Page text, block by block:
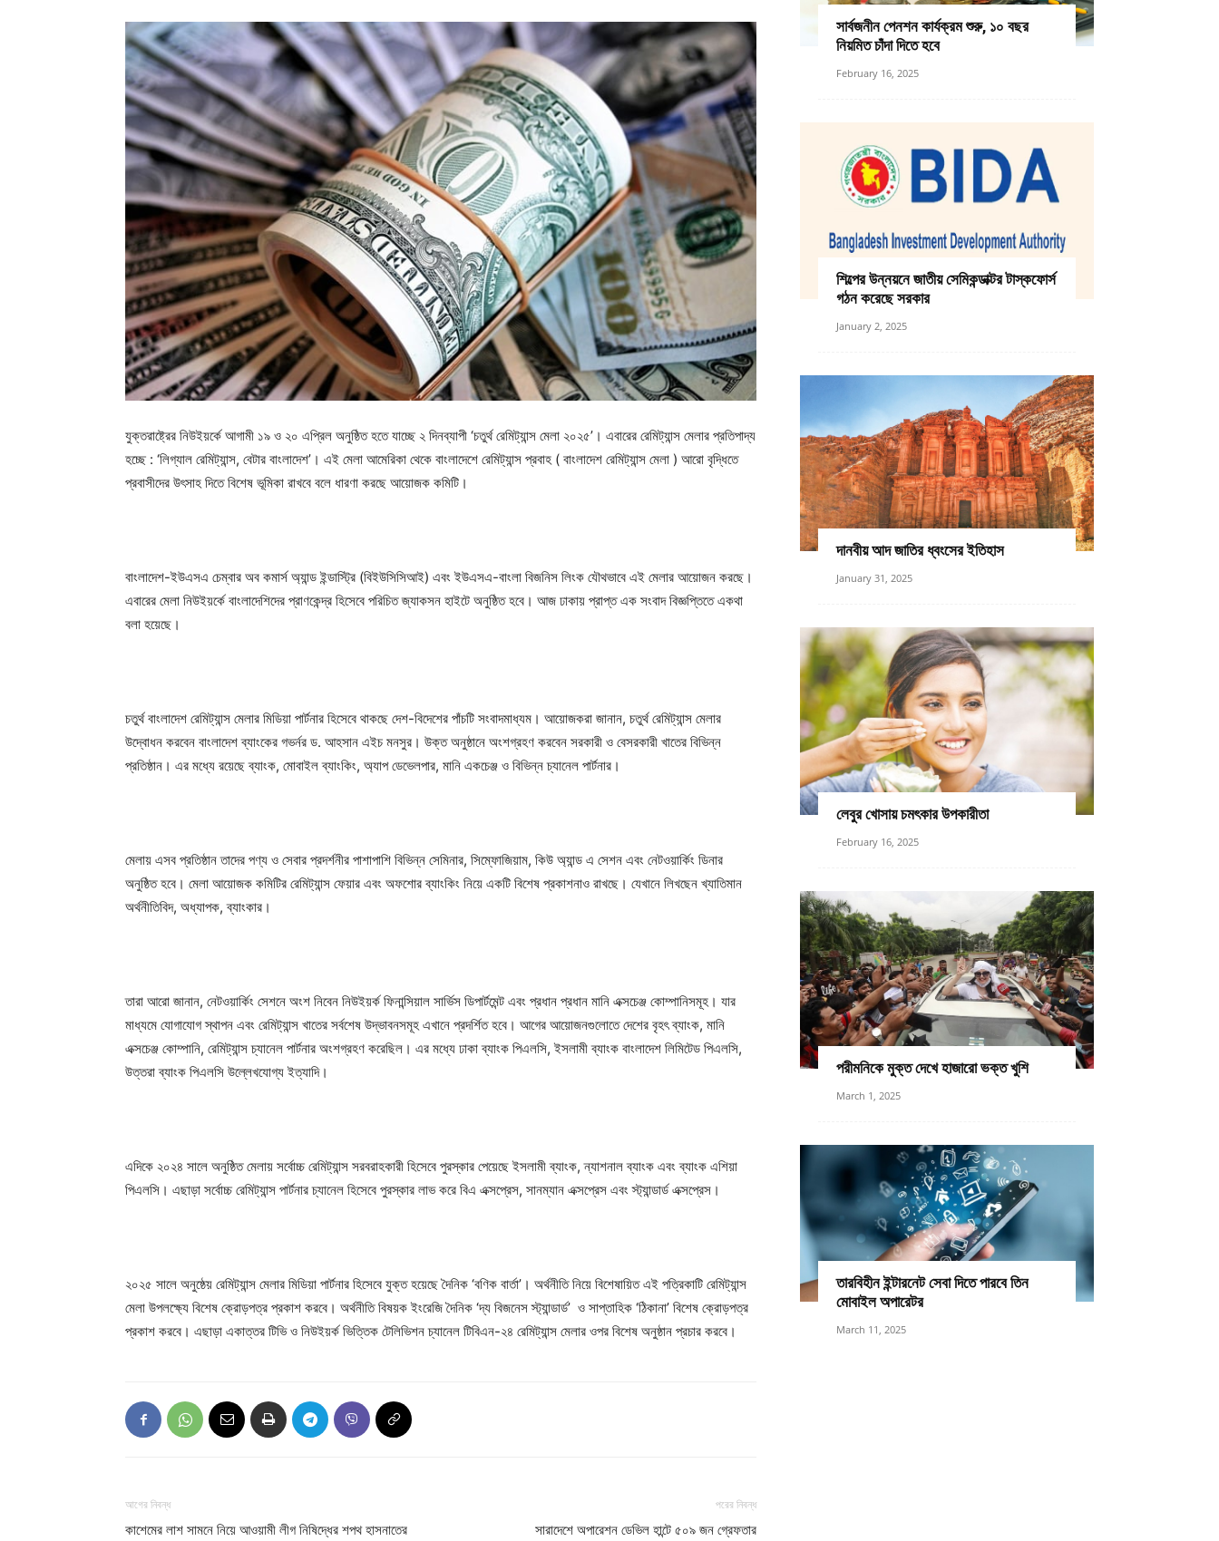
যুক্তরাষ্ট্রের নিউইয়র্কে আগামী ১৯ ও ২০ এপ্রিল অনুষ্ঠিত হতে যাচ্ছে ২ দিনব্যাপী ‘চতুর্থ রেমিট্যান্স মেলা ২০২৫’। এবারের রেমিট্যান্স মেলার প্রতিপাদ্য
হচ্ছে : ‘লিগ্যাল রেমিট্যান্স, বেটার বাংলাদেশ’। এই মেলা আমেরিকা থেকে বাংলাদেশে রেমিট্যান্স প্রবাহ ( বাংলাদেশ রেমিট্যান্স মেলা ) আরো বৃদ্ধিতে
প্রবাসীদের উৎসাহ দিতে বিশেষ ভূমিকা রাখবে বলে ধারণা করছে আয়োজক কমিটি।
বাংলাদেশ-ইউএসএ চেম্বার অব কমার্স অ্যান্ড ইন্ডাস্ট্রি (বিইউসিসিআই) এবং ইউএসএ-বাংলা বিজনিস লিংক যৌথভাবে এই মেলার আয়োজন করছে।
এবারের মেলা নিউইয়র্কে বাংলাদেশিদের প্রাণকেন্দ্র হিসেবে পরিচিত জ্যাকসন হাইটে অনুষ্ঠিত হবে। আজ ঢাকায় প্রাপ্ত এক সংবাদ বিজ্ঞপ্তিতে একথা
বলা হয়েছে।
চতুর্থ বাংলাদেশ রেমিট্যান্স মেলার মিডিয়া পার্টনার হিসেবে থাকছে দেশ-বিদেশের পাঁচটি সংবাদমাধ্যম। আয়োজকরা জানান, চতুর্থ রেমিট্যান্স মেলার
উদ্বোধন করবেন বাংলাদেশ ব্যাংকের গভর্নর ড. আহসান এইচ মনসুর। উক্ত অনুষ্ঠানে অংশগ্রহণ করবেন সরকারী ও বেসরকারী খাতের বিভিন্ন
প্রতিষ্ঠান। এর মধ্যে রয়েছে ব্যাংক, মোবাইল ব্যাংকিং, অ্যাপ ডেভেলপার, মানি একচেঞ্জ ও বিভিন্ন চ্যানেল পার্টনার।
মেলায় এসব প্রতিষ্ঠান তাদের পণ্য ও সেবার প্রদর্শনীর পাশাপাশি বিভিন্ন সেমিনার, সিম্ফোজিয়াম, কিউ অ্যান্ড এ সেশন এবং নেটওয়ার্কিং ডিনার
অনুষ্ঠিত হবে। মেলা আয়োজক কমিটির রেমিট্যান্স ফেয়ার এবং অফশোর ব্যাংকিং নিয়ে একটি বিশেষ প্রকাশনাও রাখছে। যেখানে লিখছেন খ্যাতিমান
অর্থনীতিবিদ, অধ্যাপক, ব্যাংকার।
তারা আরো জানান, নেটওয়ার্কিং সেশনে অংশ নিবেন নিউইয়র্ক ফিনান্সিয়াল সার্ভিস ডিপার্টমেন্ট এবং প্রধান প্রধান মানি এক্সচেঞ্জ কোম্পানিসমূহ। যার
মাধ্যমে যোগাযোগ স্থাপন এবং রেমিট্যান্স খাতের সর্বশেষ উদ্ভাবনসমূহ এখানে প্রদর্শিত হবে। আগের আয়োজনগুলোতে দেশের বৃহৎ ব্যাংক, মানি
এক্সচেঞ্জ কোম্পানি, রেমিট্যান্স চ্যানেল পার্টনার অংশগ্রহণ করেছিল। এর মধ্যে ঢাকা ব্যাংক পিএলসি, ইসলামী ব্যাংক বাংলাদেশ লিমিটেড পিএলসি,
উত্তরা ব্যাংক পিএলসি উল্লেখযোগ্য ইত্যাদি।
এদিকে ২০২৪ সালে অনুষ্ঠিত মেলায় সর্বোচ্চ রেমিট্যান্স সরবরাহকারী হিসেবে পুরস্কার পেয়েছে ইসলামী ব্যাংক, ন্যাশনাল ব্যাংক এবং ব্যাংক এশিয়া
পিএলসি। এছাড়া সর্বোচ্চ রেমিট্যান্স পার্টনার চ্যানেল হিসেবে পুরস্কার লাভ করে বিএ এক্সপ্রেস, সানম্যান এক্সপ্রেস এবং স্ট্যান্ডার্ড এক্সপ্রেস।
২০২৫ সালে অনুষ্ঠেয় রেমিট্যান্স মেলার মিডিয়া পার্টনার হিসেবে যুক্ত হয়েছে দৈনিক ‘বণিক বার্তা’। অর্থনীতি নিয়ে বিশেষায়িত এই পত্রিকাটি রেমিট্যান্স
মেলা উপলক্ষ্যে বিশেষ ক্রোড়পত্র প্রকাশ করবে। অর্থনীতি বিষয়ক ইংরেজি দৈনিক ‘দ্য বিজনেস স্ট্যান্ডার্ড’ ও সাপ্তাহিক ‘ঠিকানা’ বিশেষ ক্রোড়পত্র
প্রকাশ করবে। এছাড়া একাত্তর টিভি ও নিউইয়র্ক ভিত্তিক টেলিভিশন চ্যানেল টিবিএন-২৪ রেমিট্যান্স মেলার ওপর বিশেষ অনুষ্ঠান প্রচার করবে।
আগের নিবন্ধ
কাশেমের লাশ সামনে নিয়ে আওয়ামী লীগ নিষিদ্ধের শপথ হাসনাতের
পরের নিবন্ধ
সারাদেশে অপারেশন ডেভিল হান্টে ৫০৯ জন গ্রেফতার
সার্বজনীন পেনশন কার্যক্রম শুরু, ১০ বছর
নিয়মিত চাঁদা দিতে হবে
February 16, 2025
শিল্পের উন্নয়নে জাতীয় সেমিকন্ডাক্টর টাস্কফোর্স
গঠন করেছে সরকার
January 2, 2025
দানবীয় আদ জাতির ধ্বংসের ইতিহাস
January 31, 2025
লেবুর খোসায় চমৎকার উপকারীতা
February 16, 2025
পরীমনিকে মুক্ত দেখে হাজারো ভক্ত খুশি
March 1, 2025
তারবিহীন ইন্টারনেট সেবা দিতে পারবে তিন
মোবাইল অপারেটর
March 11, 2025